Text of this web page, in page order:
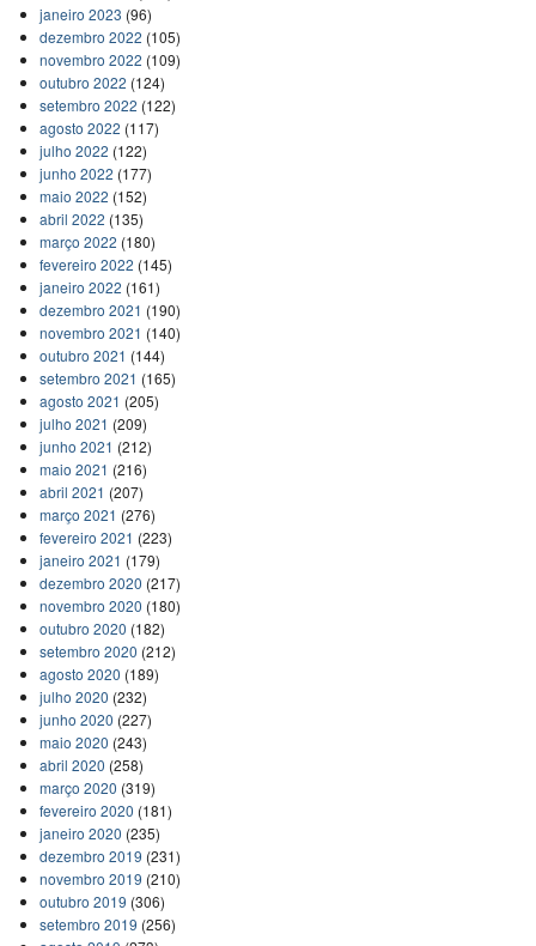
janeiro 2023 (96)
dezembro 2022 (105)
novembro 2022 (109)
outubro 2022 (124)
setembro 2022 (122)
agosto 2022 (117)
julho 2022 (122)
junho 2022 (177)
maio 2022 (152)
abril 2022 (135)
março 2022 (180)
fevereiro 2022 (145)
janeiro 2022 (161)
dezembro 2021 (190)
novembro 2021 (140)
outubro 2021 (144)
setembro 2021 (165)
agosto 2021 (205)
julho 2021 (209)
junho 2021 (212)
maio 2021 (216)
abril 2021 (207)
março 2021 (276)
fevereiro 2021 (223)
janeiro 2021 (179)
dezembro 2020 (217)
novembro 2020 (180)
outubro 2020 (182)
setembro 2020 (212)
agosto 2020 (189)
julho 2020 (232)
junho 2020 (227)
maio 2020 (243)
abril 2020 (258)
março 2020 (319)
fevereiro 2020 (181)
janeiro 2020 (235)
dezembro 2019 (231)
novembro 2019 (210)
outubro 2019 (306)
setembro 2019 (256)